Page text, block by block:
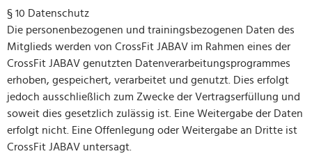
§ 10 Datenschutz
Die personenbezogenen und trainingsbezogenen Daten des
Mitglieds werden von CrossFit JABAV im Rahmen eines der
CrossFit JABAV genutzten Datenverarbeitungsprogrammes
erhoben, gespeichert, verarbeitet und genutzt. Dies erfolgt
jedoch ausschließlich zum Zwecke der Vertragserfüllung und
soweit dies gesetzlich zulässig ist. Eine Weitergabe der Daten
erfolgt nicht. Eine Offenlegung oder Weitergabe an Dritte ist
CrossFit JABAV untersagt.